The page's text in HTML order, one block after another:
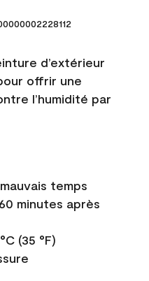
d’extérieur
offrir une
l’humidité par
temps
minutes après
(35 °F)